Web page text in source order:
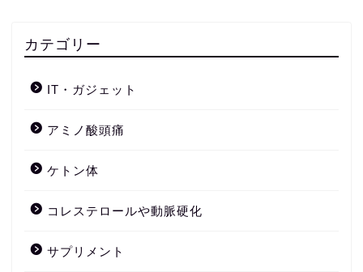
カテゴリー
IT・ガジェット
アミノ酸頭痛
ケトン体
コレステロールや動脈硬化
サプリメント